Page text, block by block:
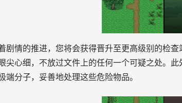
剧情的推进，您将会获得晋升至更高级别的检
尖心细，不放过文件上的任何一个可疑之处。
端分子，妥善地处理这些危险物品。